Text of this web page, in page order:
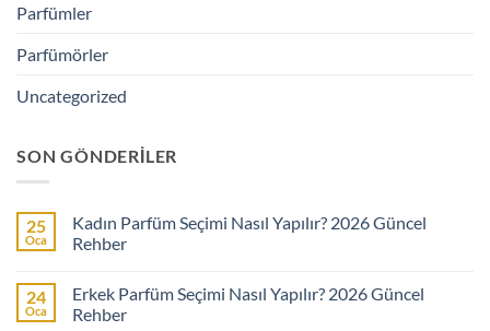
Parfümler
Parfümörler
Uncategorized
SON GÖNDERILER
25
Oca
Kadın Parfüm Seçimi Nasıl Yapılır? 2026 Güncel
Rehber
Kadın
Parfüm
Seçimi
24
Oca
Erkek Parfüm Seçimi Nasıl Yapılır? 2026 Güncel
Rehber